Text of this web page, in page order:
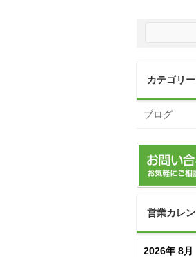
カテゴリー
ブログ
営業カレ
2026年 8月